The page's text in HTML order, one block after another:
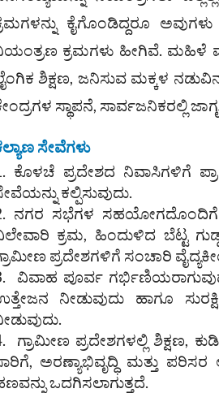
ಕೈಗೊಂಡಿದ್ದರೂ
ಕ್ರಮಗಳು ಹೀಗಿವೆ. ಮಹಿಳೆ
ಶಿಕ್ಷಣ, ಜನಿಸುವ ಮಕ್ಕಳ
ಸ್ಥಾಪನೆ, ಸಾರ್ವಜನಿಕರಲ್ಲಿ
ಸೇವೆಗಳು
ಕೊಳಚೆ ಪ್ರದೇಶದ ನಿವಾಸಿಗಳಿಗೆ
ಕಲ್ಪಿಸುವುದು.
ನಗರ ಸಭೆಗಳ ಸಹಯೋಗದೊಂದಿಗೆ
ಕ್ರಮ, ಹಿಂದುಳಿದ ಬೆಟ್ಟ
ಪ್ರದೇಶಗಳಿಗೆ ಸಂಚಾರಿ
ವಿವಾಹ ಪೂರ್ವ
ನೀಡುವುದು ಹಾಗೂ
ಗ್ರಾಮೀಣ ಪ್ರದೇಶಗಳಲ್ಲಿ ಶಿಕ್ಷಣ,
ಅರಣ್ಯಾಭಿವೃದ್ಧಿ ಮತ್ತು ಪರಿಸರ
ಒದಗಿಸಲಾಗುತ್ತದೆ.